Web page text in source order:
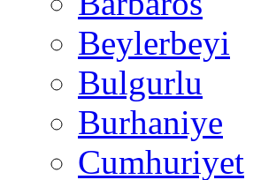
Beylerbeyi
Bulgurlu
Burhaniye
Cumhuriyet